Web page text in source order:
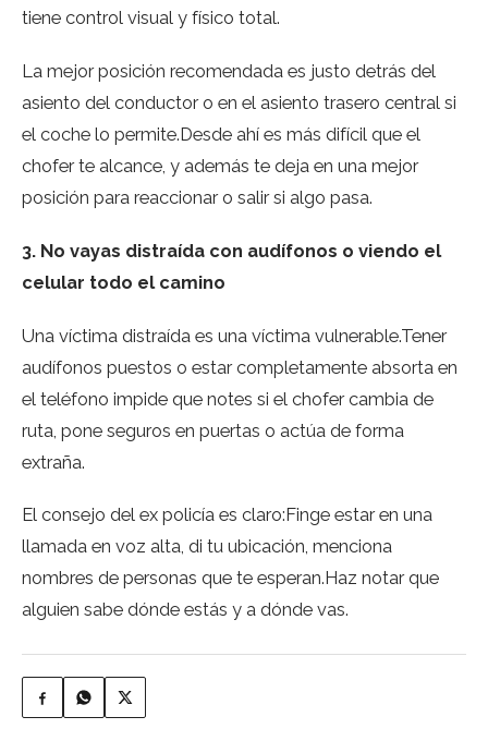
tiene control visual y físico total.
La mejor posición recomendada es justo detrás del
asiento del conductor o en el asiento trasero central si
el coche lo permite.Desde ahí es más difícil que el
chofer te alcance, y además te deja en una mejor
posición para reaccionar o salir si algo pasa.
3. No vayas distraída con audífonos o viendo el
celular todo el camino
Una víctima distraída es una víctima vulnerable.Tener
audífonos puestos o estar completamente absorta en
el teléfono impide que notes si el chofer cambia de
ruta, pone seguros en puertas o actúa de forma
extraña.
El consejo del ex policía es claro:Finge estar en una
llamada en voz alta, di tu ubicación, menciona
nombres de personas que te esperan.Haz notar que
alguien sabe dónde estás y a dónde vas.